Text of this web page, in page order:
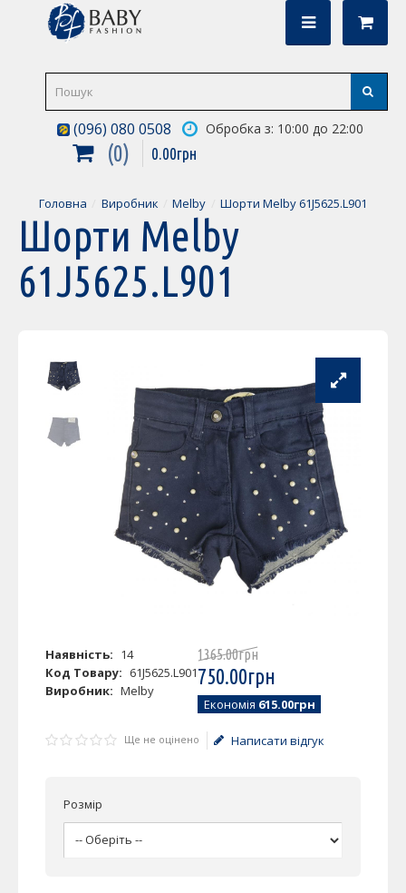
(096) 080 0508 Обробка з: 10:00 до 22:00
0 0.00грн
Головна Виробник Melby Шорти Melby 61J5625.L901
Шорти Melby
61J5625.L901
Наявність: 14
Код Товару: 61J5625.L901
Виробник: Melby
1365.00грн
750.00грн
Економія 615.00грн
Ще не оцінено Написати відгук
Розмір